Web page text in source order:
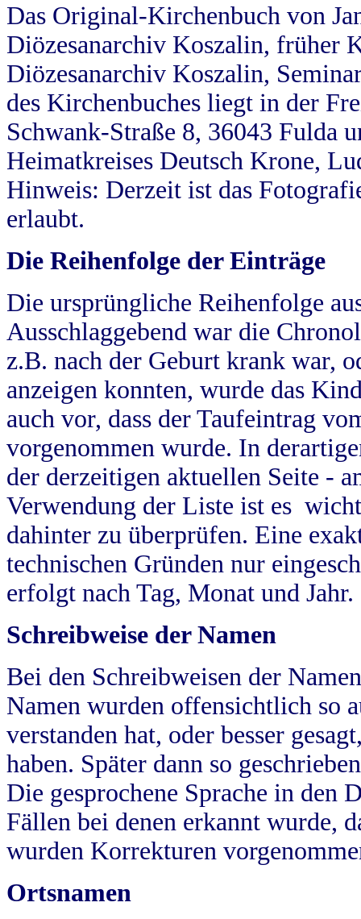
Das Original-Kirchenbuch von
Diözesanarchiv Koszalin, früher
Diözesanarchiv Koszalin,
des Kirchenbuches liegt in der
Schwank-Straße 8, 36043 Fulda
Heimatkreises Deutsch Krone,
Hinweis: Derzeit ist das
erlaubt.
Die Reihenfolge der Einträge
Die ursprüngliche Reihenfolge
Ausschlaggebend war die
z.B. nach der Geburt krank war,
anzeigen konnten, wurde das
auch vor, dass der Taufeintrag
vorgenommen wurde. In
der derzeitigen aktuellen Seite -
Verwendung der Liste ist es
dahinter zu überprüfen. Eine
technischen Gründen nur
erfolgt nach Tag, Monat und Jahr.
Schreibweise der Namen
Bei den Schreibweisen der
Namen wurden offensichtlich so
verstanden hat, oder besser
haben. Später dann so
Die gesprochene Sprache in
Fällen bei denen erkannt wurde,
wurden Korrekturen
Ortsnamen